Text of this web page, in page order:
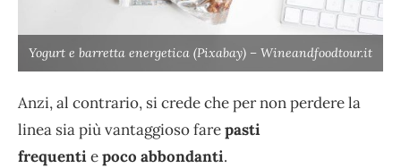
Yogurt e barretta energetica (Pixabay) – Wineandfoodtour.it
Anzi, al contrario, si crede che per non perdere la
linea sia più vantaggioso farepasti
frequentiepoco abbondanti.